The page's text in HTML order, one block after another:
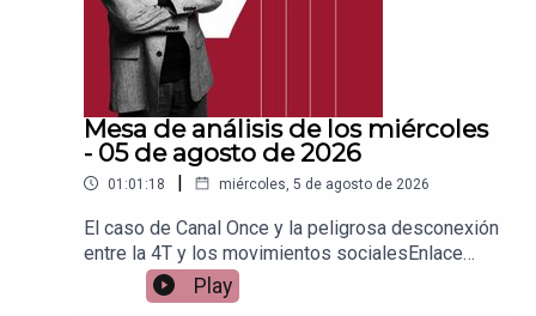
Mesa de análisis de los miércoles
- 05 de agosto de 2026
01:01:18 | miércoles, 5 de agosto de 2026
El caso de Canal Once y la peligrosa desconexión
entre la 4T y los movimientos socialesEnlace
para apoyar vía
Patreon:https://www.patreon.com/julioastilleroEnl
Play